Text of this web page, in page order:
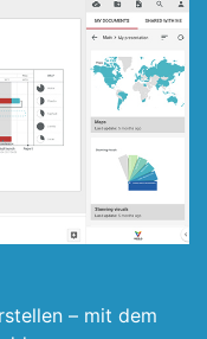
– mit dem